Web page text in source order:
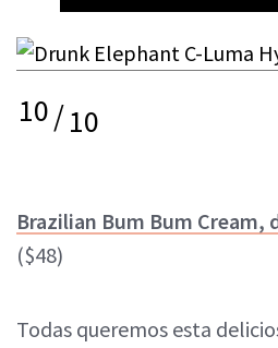
10/10
Brazilian Bum Bum Cream,
($48)
Todas queremos esta